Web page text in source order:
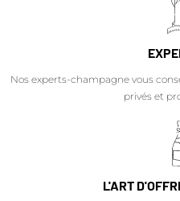
Nos experts-champagne vous
privés et
L'ART